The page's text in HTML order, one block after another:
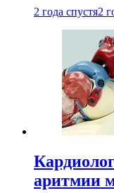
2 года спустя2
аритмии